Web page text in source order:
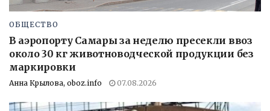
ОБЩЕСТВО
В аэропорту Самары за неделю пресекли ввоз
около 30 кг животноводческой продукции без
маркировки
Анна Крылова, oboz.info 07.08.2026